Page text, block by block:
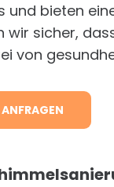
und bieten
wir sicher,
von
ANFRAGEN